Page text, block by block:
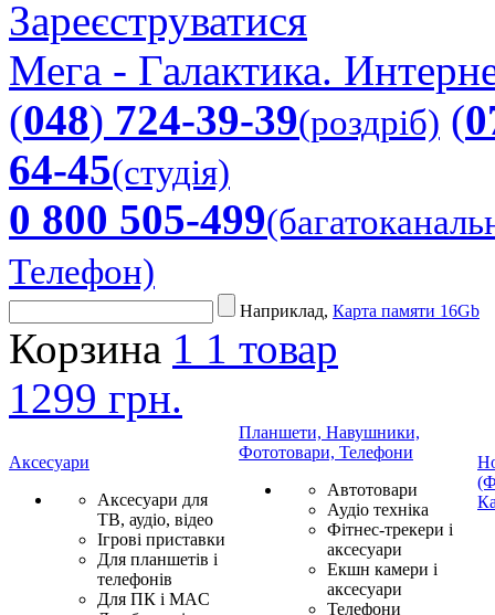
Зареєструватися
Мега - Галактика.
(048) 724-39-39(роздріб) (
64-45(студія)
0 800 505-499
Телефон)
Наприклад, Карта памяти 16Gb
Корзина 1 1 товар
1299 грн.
Аксесуари
Аксесуари для
ТВ, аудіо, відео
Ігрові приставки
Для планшетів і
телефонів
Для ПК і MAC
Планшети, Навушники,
Фототовари, Телефони
Автотовари
Аудіо техніка
Фітнес-трекери і
аксесуари
Екшн камери і
аксесуари
Телефони